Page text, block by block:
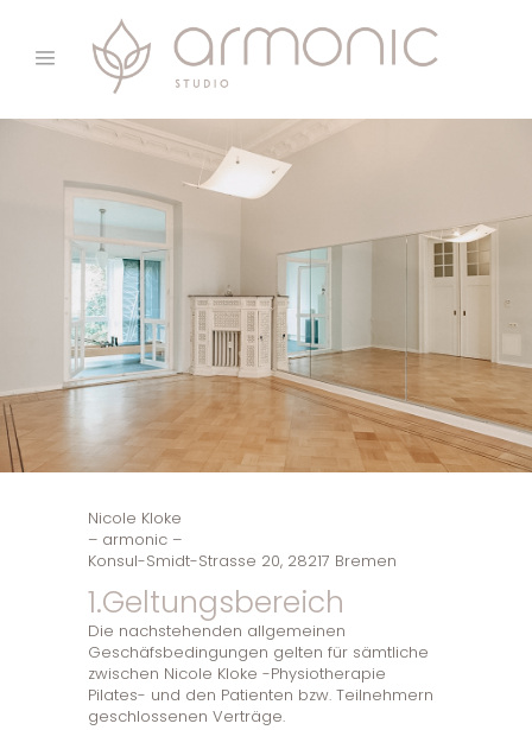
Nicole Kloke
– armonic –
Konsul-Smidt-Strasse 20, 28217 Bremen
1.Geltungsbereich
Die nachstehenden allgemeinen
Geschäfsbedingungen gelten für sämtliche
zwischen Nicole Kloke -Physiotherapie
Pilates- und den Patienten bzw. Teilnehmern
geschlossenen Verträge.